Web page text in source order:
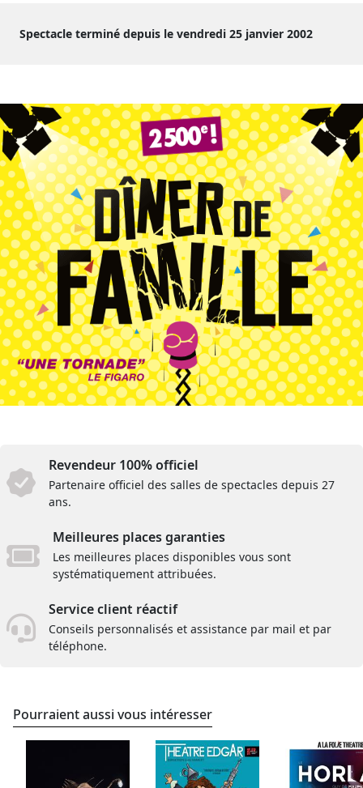
Spectacle terminé depuis le vendredi 25 janvier 2002
Revendeur 100% officiel
Partenaire officiel des salles de spectacles depuis 27
ans.
Meilleures places garanties
Les meilleures places disponibles vous sont
systématiquement attribuées.
Service client réactif
Conseils personnalisés et assistance par mail et par
téléphone.
Pourraient aussi vous intéresser